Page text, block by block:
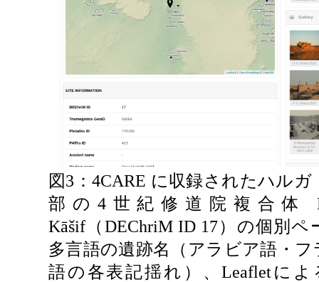
図3：4CARE に収録されたハル
部の4世紀修道院複合体
Kāšif（DEChriM ID 17）の個別ペ
多言語の遺跡名（アラビア語・フ
語の各表記揺れ）、Leafletによ